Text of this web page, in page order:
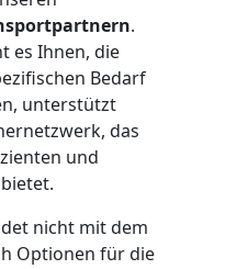
.
es Ihnen, die
Bedarf
unterstützt
das
und
nicht mit dem
Optionen für die